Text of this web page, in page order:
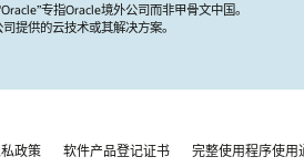
专指Oracle境外公司而非甲骨文中国。
提供的云技术或其解决方案。
政策 软件产品登记证书 完整使用程序使用